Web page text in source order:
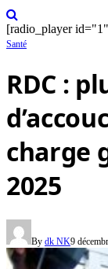
[radio_player
Santé
RDC :
charge
2025
By dk NK9